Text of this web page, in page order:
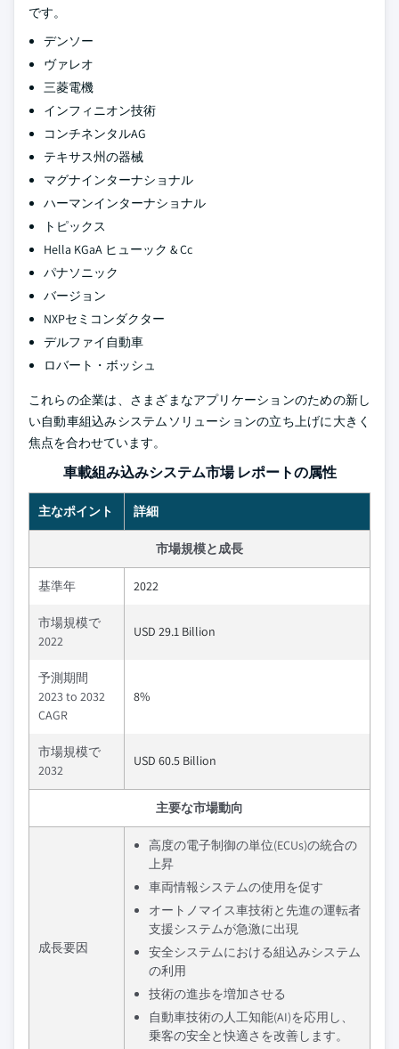
です。
デンソー
ヴァレオ
三菱電機
インフィニオン技術
コンチネンタルAG
テキサス州の器械
マグナインターナショナル
ハーマンインターナショナル
トピックス
Hella KGaA ヒューック & Cc
パナソニック
バージョン
NXPセミコンダクター
デルファイ自動車
ロバート・ボッシュ
これらの企業は、さまざまなアプリケーションのための新し
い自動車組込みシステムソリューションの立ち上げに大きく
焦点を合わせています。
車載組み込みシステム市場 レポートの属性
主なポイント 詳細
市場規模と成長
基準年 2022
市場規模で
2022
USD 29.1 Billion
予測期間
2023 to 2032
CAGR
8%
市場規模で
2032
USD 60.5 Billion
主要な市場動向
成長要因
高度の電子制御の単位(ECUs)の統合の
上昇
車両情報システムの使用を促す
オートノマイス車技術と先進の運転者
支援システムが急激に出現
安全システムにおける組込みシステム
の利用
技術の進歩を増加させる
自動車技術の人工知能(AI)を応用し、
乗客の安全と快適さを改善します。